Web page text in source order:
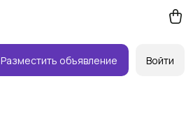
Разместить объявление Войти